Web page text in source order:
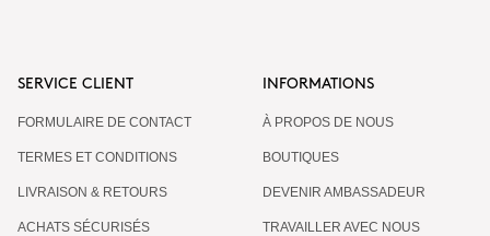
SERVICE CLIENT
FORMULAIRE DE CONTACT
TERMES ET CONDITIONS
LIVRAISON & RETOURS
ACHATS SÉCURISÉS
INFORMATIONS
À PROPOS DE NOUS
BOUTIQUES
DEVENIR AMBASSADEUR
TRAVAILLER AVEC NOUS